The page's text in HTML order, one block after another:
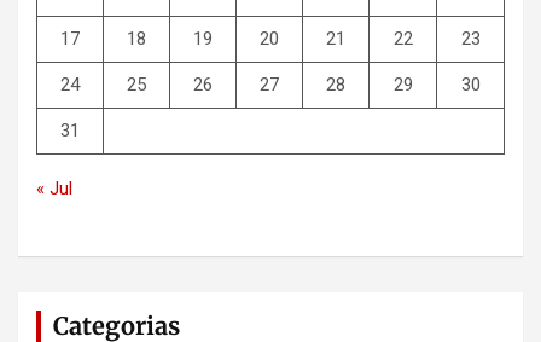
17 18 19 20 21 22 23
24 25 26 27 28 29 30
31
« Jul
Categorias